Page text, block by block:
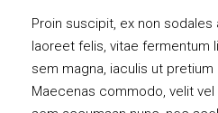
Proin suscipit, ex non sodales
laoreet felis, vitae fermentum
sem magna, iaculis ut
Maecenas commodo, velit